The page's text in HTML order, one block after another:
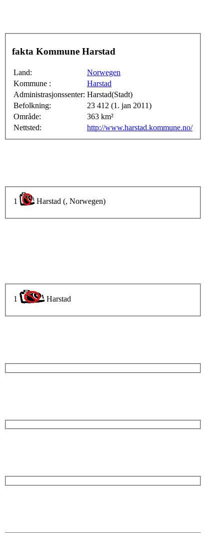
fakta Kommune Harstad
Land:
Norwegen
Kommune :
Harstad
Administrasjonssenter: Harstad(Stadt)
Befolkning:
23 412 (1. jan 2011)
Område:
363 km²
Nettsted:
http://www.harstad.kommune.no/
1 Harstad (, Norwegen)
1 Harstad